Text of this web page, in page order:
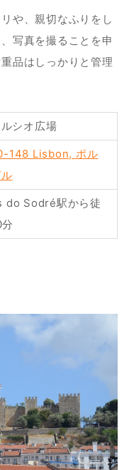
や、親切なふりをし
写真を撮ることを申
品はしっかりと管理
シオ広場
148 Lisbon, ポル
do Sodré駅から徒